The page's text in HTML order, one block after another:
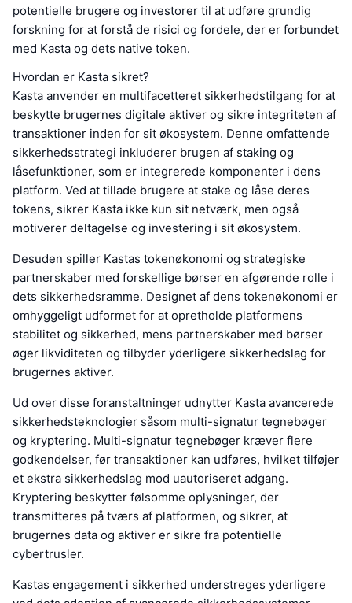
potentielle brugere og investorer til at udføre grundig
forskning for at forstå de risici og fordele, der er forbundet
med Kasta og dets native token.
Hvordan er Kasta sikret?
Kasta anvender en multifacetteret sikkerhedstilgang for at
beskytte brugernes digitale aktiver og sikre integriteten af
transaktioner inden for sit økosystem. Denne omfattende
sikkerhedsstrategi inkluderer brugen af staking og
låsefunktioner, som er integrerede komponenter i dens
platform. Ved at tillade brugere at stake og låse deres
tokens, sikrer Kasta ikke kun sit netværk, men også
motiverer deltagelse og investering i sit økosystem.
Desuden spiller Kastas tokenøkonomi og strategiske
partnerskaber med forskellige børser en afgørende rolle i
dets sikkerhedsramme. Designet af dens tokenøkonomi er
omhyggeligt udformet for at opretholde platformens
stabilitet og sikkerhed, mens partnerskaber med børser
øger likviditeten og tilbyder yderligere sikkerhedslag for
brugernes aktiver.
Ud over disse foranstaltninger udnytter Kasta avancerede
sikkerhedsteknologier såsom multi-signatur tegnebøger
og kryptering. Multi-signatur tegnebøger kræver flere
godkendelser, før transaktioner kan udføres, hvilket tilføjer
et ekstra sikkerhedslag mod uautoriseret adgang.
Kryptering beskytter følsomme oplysninger, der
transmitteres på tværs af platformen, og sikrer, at
brugernes data og aktiver er sikre fra potentielle
cybertrusler.
Kastas engagement i sikkerhed understreges yderligere